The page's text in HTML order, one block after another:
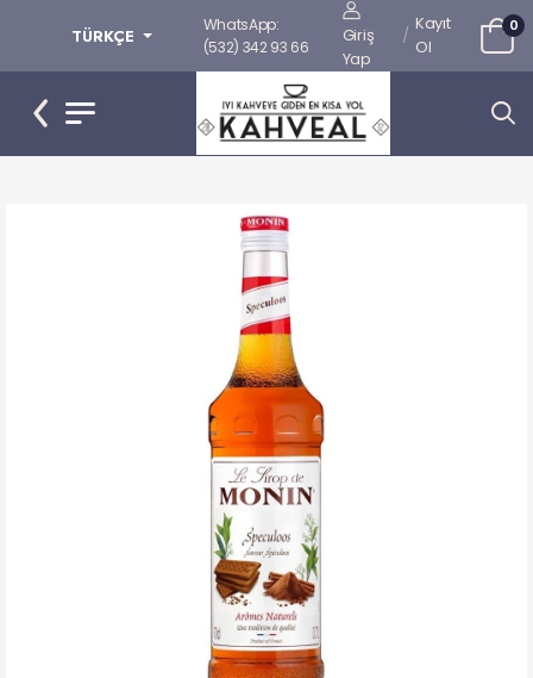
TÜRKÇE
WhatsApp:
(532) 342 93 66
Giriş
Yap
/
Kayıt
Ol
0